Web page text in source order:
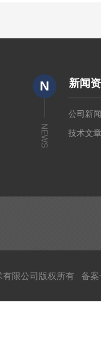
N
NEWS
新闻
公司新
技术文
有限公司版权所有 备案